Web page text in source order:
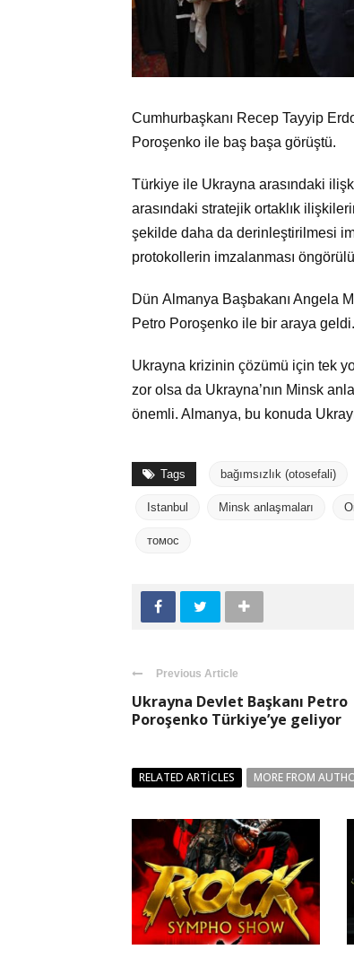
Cumhurbaşkanı Recep Tayyip
Poroşenko ile baş başa görüştü.
Türkiye ile Ukrayna arasındaki
arasındaki stratejik ortaklık
şekilde daha da derinleştirilmesi
protokollerin imzalanması
Dün Almanya Başbakanı Angela
Petro Poroşenko ile bir araya geldi.
Ukrayna krizinin çözümü için tek
zor olsa da Ukrayna’nın Minsk
önemli. Almanya, bu konuda
Tags bağımsızlık (otosefali)
Istanbul Minsk anlaşmaları
томос
Previous Article
Ukrayna Devlet Başkanı Petro
Poroşenko Türkiye’ye geliyor
RELATED ARTICLES MORE FROM